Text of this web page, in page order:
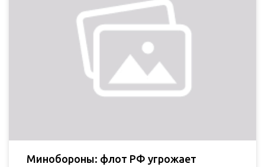
Минобороны: флот РФ угрожает